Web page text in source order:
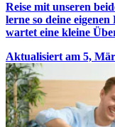
Reise mit unseren
lerne so deine
wartet eine kleine
Aktualisiert am 5,